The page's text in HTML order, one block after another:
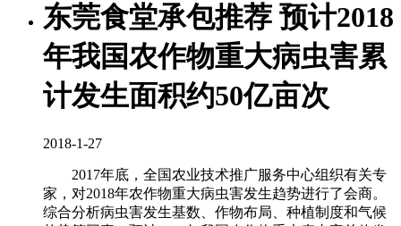
东莞食堂承包推荐 预计2018
年我国农作物重大病虫害累
计发生面积约50亿亩次
2018-1-27
2017年底，全国农业技术推广服务中心组织有关专
家，对2018年农作物重大病虫害发生趋势进行了会商。
综合分析病虫害发生基数、作物布局、种植制度和气候